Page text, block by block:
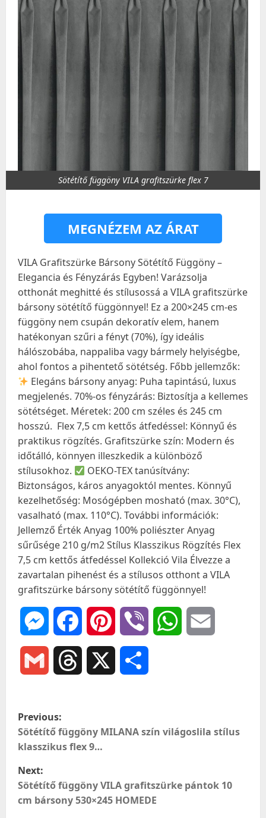
Sötétítő függöny VILA grafitszürke flex 7
MEGNÉZEM AZ ÁRAT
VILA Grafitszürke Bársony Sötétítő Függöny –
Elegancia és Fényzárás Egyben! Varázsolja
otthonát meghitté és stílusossá a VILA grafitszürke
bársony sötétítő függönnyel! Ez a 200×245 cm-es
függöny nem csupán dekoratív elem, hanem
hatékonyan szűri a fényt (70%), így ideális
hálószobába, nappaliba vagy bármely helyiségbe,
ahol fontos a pihentető sötétség. Főbb jellemzők:
Elegáns bársony anyag: Puha tapintású, luxus
megjelenés. 70%-os fényzárás: Biztosítja a kellemes
sötétséget. Méretek: 200 cm széles és 245 cm
hosszú. Flex 7,5 cm kettős átfedéssel: Könnyű és
praktikus rögzítés. Grafitszürke szín: Modern és
időtálló, könnyen illeszkedik a különböző
stílusokhoz.
OEKO-TEX tanúsítvány:
Biztonságos, káros anyagoktól mentes. Könnyű
kezelhetőség: Mosógépben mosható (max. 30°C),
vasalható (max. 110°C). További információk:
Jellemző Érték Anyag 100% poliészter Anyag
sűrűsége 210 g/m2 Stílus Klasszikus Rögzítés Flex
7,5 cm kettős átfedéssel Kollekció Vila Élvezze a
zavartalan pihenést és a stílusos otthont a VILA
grafitszürke bársony sötétítő függönnyel!
MessengerFacebookPinterest Viber WhatsApp
Gmail Threads
P
o
s
t
Previous:
Sötétítő függöny MILANA szín világoslila stílus
klasszikus flex 9…
Next:
Sötétítő függöny VILA grafitszürke pántok 10
cm bársony 530×245 HOMEDE